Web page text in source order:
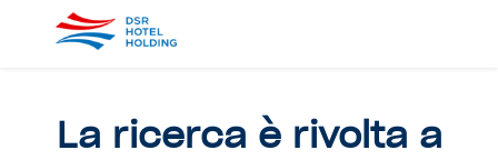
La ricerca è rivolta a